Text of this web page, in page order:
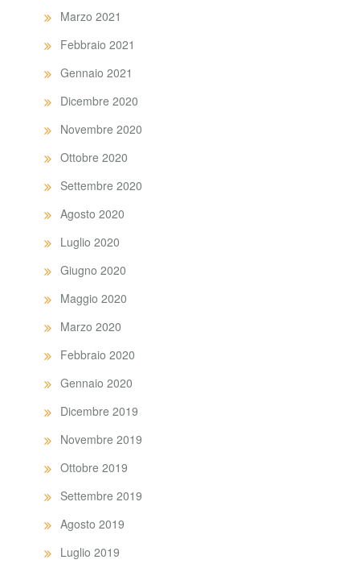
Marzo 2021
Febbraio 2021
Gennaio 2021
Dicembre 2020
Novembre 2020
Ottobre 2020
Settembre 2020
Agosto 2020
Luglio 2020
Giugno 2020
Maggio 2020
Marzo 2020
Febbraio 2020
Gennaio 2020
Dicembre 2019
Novembre 2019
Ottobre 2019
Settembre 2019
Agosto 2019
Luglio 2019